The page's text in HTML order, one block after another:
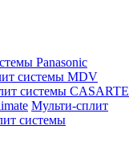
Panasonic
системы MDV
системы CASARTE
Мульти-сплит
системы